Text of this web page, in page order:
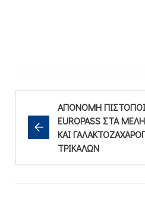
ΑΠΟΝΟΜΗ
EUROPASS ΣΤΑ
ΚΑΙ
ΤΡΙΚΑΛΩΝ